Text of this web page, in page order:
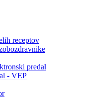
receptov
predal
- VEP